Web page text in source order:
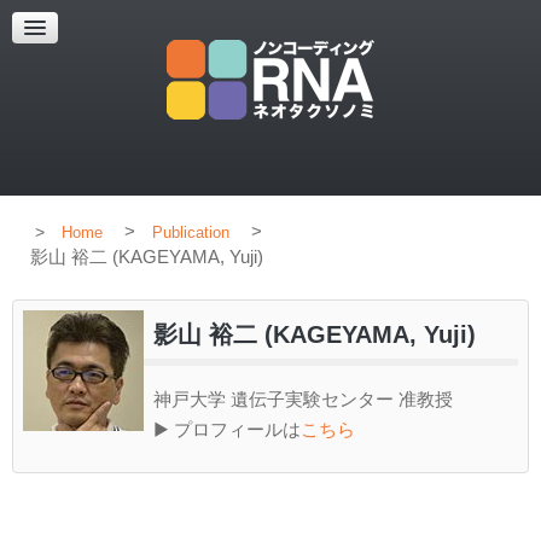
CONCEPT
Home > Publication
>
影山 裕二 (KAGEYAMA, Yuji)
影山 裕二 (KAGEYAMA, Yuji)
神戸大学 遺伝子実験センター 准教授
▶ プロフィールはこちら